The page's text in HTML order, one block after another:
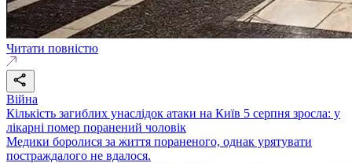
Читати повністю
Війна
Кількість загиблих унаслідок атаки на Київ 5 серпня зросла: у
лікарні помер поранений чоловік
Медики боролися за життя пораненого, однак урятувати
постраждалого не вдалося.